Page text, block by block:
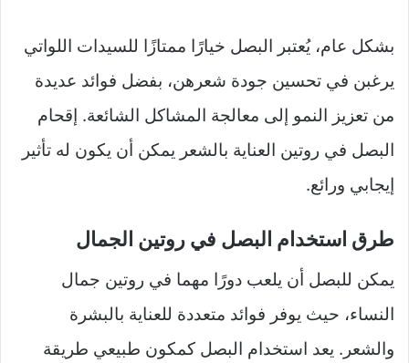
بشكل عام، يُعتبر البصل خيارًا ممتازًا للسيدات اللواتي
يرغبن في تحسين جودة شعرهن، بفضل فوائد عديدة
من تعزيز النمو إلى معالجة المشاكل الشائعة. إقحام
البصل في روتين العناية بالشعر يمكن أن يكون له تأثير
إيجابي ورائع.
طرق استخدام البصل في روتين الجمال
يمكن للبصل أن يلعب دورًا مهما في روتين جمال
النساء، حيث يوفر فوائد متعددة للعناية بالبشرة
والشعر. يعد استخدام البصل كمكون طبيعي طريقة